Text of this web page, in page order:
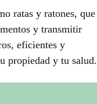
ratas y ratones, que
y transmitir
eficientes y
propiedad y tu salud.